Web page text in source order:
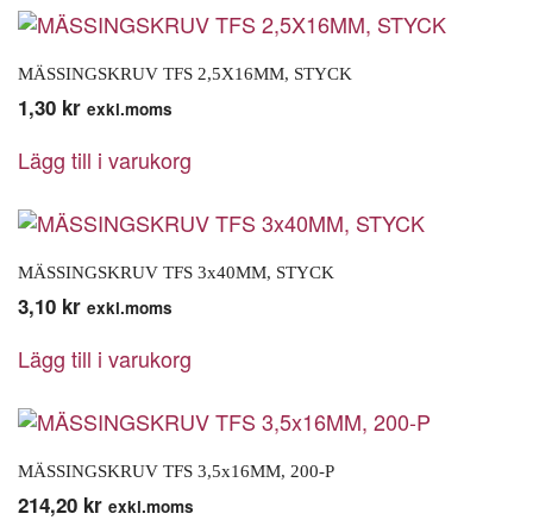
MÄSSINGSKRUV TFS 2,5X16MM, STYCK
1,30 kr exkl.moms
Lägg till i varukorg
MÄSSINGSKRUV TFS 3x40MM, STYCK
3,10 kr exkl.moms
Lägg till i varukorg
MÄSSINGSKRUV TFS 3,5x16MM, 200-P
214,20 kr exkl.moms